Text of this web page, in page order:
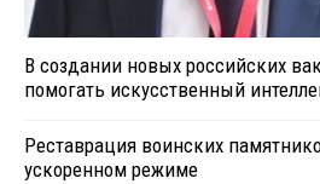
В создании новых российских
помогать искусственный
Реставрация воинских
ускоренном режиме